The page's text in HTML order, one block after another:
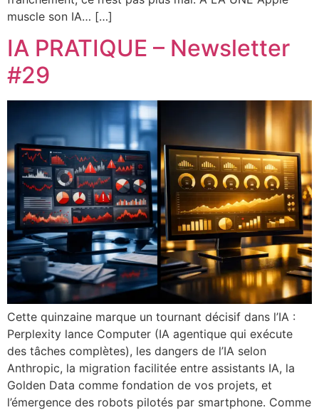
muscle son IA… […]
IA PRATIQUE – Newsletter
#29
Cette quinzaine marque un tournant décisif dans l’IA :
Perplexity lance Computer (IA agentique qui exécute
des tâches complètes), les dangers de l’IA selon
Anthropic, la migration facilitée entre assistants IA, la
Golden Data comme fondation de vos projets, et
l’émergence des robots pilotés par smartphone. Comme